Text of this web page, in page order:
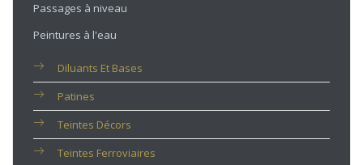
Passages à niveau
Peintures à l'eau
Diluants Et Bases
Patines
Teintes Décors
Teintes Ferroviaires